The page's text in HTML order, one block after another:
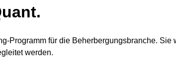
Programm für die Beherbergungsbranche. Sie
werden.